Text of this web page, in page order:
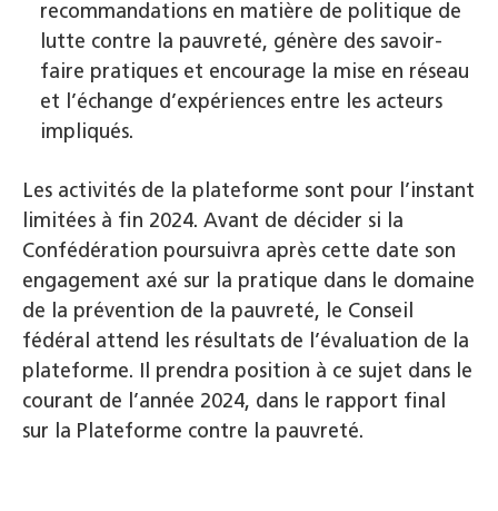
recommandations en matière de politique de
lutte contre la pauvreté, génère des savoir-
faire pratiques et encourage la mise en réseau
et l’échange d’expériences entre les acteurs
impliqués.
Les activités de la plateforme sont pour l’instant
limitées à fin 2024. Avant de décider si la
Confédération poursuivra après cette date son
engagement axé sur la pratique dans le domaine
de la prévention de la pauvreté, le Conseil
fédéral attend les résultats de l’évaluation de la
plateforme. Il prendra position à ce sujet dans le
courant de l’année 2024, dans le rapport final
sur la Plateforme contre la pauvreté.